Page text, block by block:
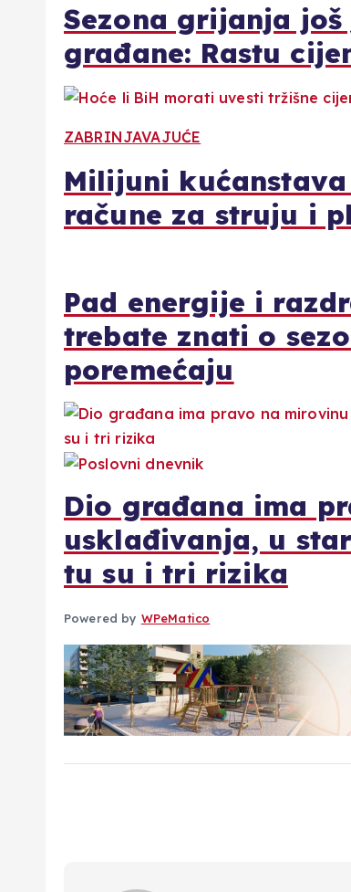
Sezona grijanja
građane: Rastu
ZABRINJAVAJUĆE
Milijuni
račune za struju i
Pad energije i
trebate znati o
poremećaju
Dio građana ima
usklađivanja, u
tu su i tri rizika
Powered by WPeMatico